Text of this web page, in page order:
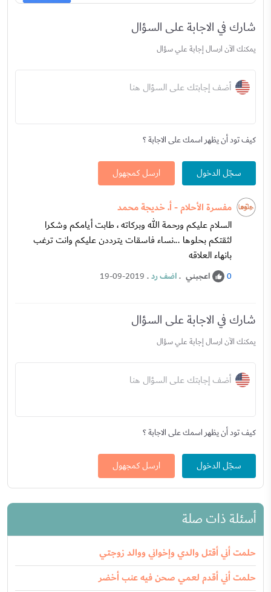
شارك في الاجابة على السؤال
يمكنك الآن ارسال إجابة علي سؤال
أضف إجابتك على السؤال هنا
كيف تود أن يظهر اسمك على الاجابة ؟
سجّل الدخول ارسل كمجهول
مفسرة الأحلام - أ. خديجة محمد
السلام عليكم ورحمة الله وبركاته ، طابت أيامكم وشكرا
لثقتكم بحلوها ...نساء فاسقات يترددن عليكم وانت ترغب
بانهاء العلاقه
0 اعجبني .اضف رد.
19-09-2019
شارك في الاجابة على السؤال
يمكنك الآن ارسال إجابة علي سؤال
أضف إجابتك على السؤال هنا
كيف تود أن يظهر اسمك على الاجابة ؟
سجّل الدخول ارسل كمجهول
أسئلة ذات صلة
حلمت أني أقتل والدي وإخواني ووالد زوجتي
حلمت أني أقدم لعمي صحن فيه عنب أخضر